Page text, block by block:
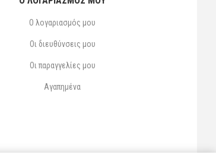
Ο λογαριασμός μου
Οι διευθύνσεις μου
Οι παραγγελίες μου
Αγαπημένα